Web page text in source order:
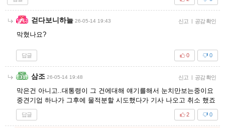
걷다보니하늘 26-05-14 19:43 신고 | 공감 확인
막혔나요?
답글 0
0
삼조 26-05-14 19:48 신고 | 공감 확인
막은건 아니고..대통령이 그 건에대해 얘기를해서 눈치만보는중이요
중견기업 하나가 그후에 물적분할 시도했다가 기사 나오고 취소 했죠
답글 0
2